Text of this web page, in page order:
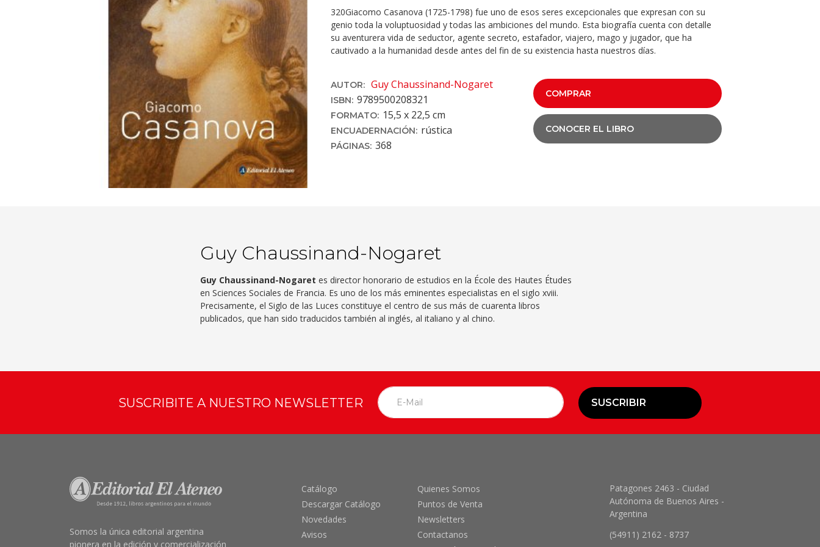
320Giacomo Casanova (1725-1798) fue uno de esos seres excepcionales que expresan con su
genio toda la voluptuosidad y todas las ambiciones del mundo. Esta biografía cuenta con detalle
su aventurera vida de seductor, agente secreto, estafador, viajero, mago y jugador, que ha
cautivado a la humanidad desde antes del fin de su existencia hasta nuestros días.
AUTOR: Guy Chaussinand-Nogaret
ISBN: 978950020832­1
FORMATO: 15,5 x 22,5 cm
ENCUADERNACIÓN: rústica
PÁGINAS: 368
COMPRAR
CONOCER EL LIBRO
Guy Chaussinand-Nogaret
Guy Chaussinand-Nogaret es director honorario de estudios en la École des Hautes Études
en Sciences Sociales de Francia. Es uno de los más eminentes especialistas en el siglo xviii.
Precisamente, el Siglo de las Luces constituye el centro de sus más de cuarenta libros
publicados, que han sido traducidos también al inglés, al italiano y al chino.
SUSCRIBITE A NUESTRO NEWSLETTER SUSCRIBIR
Somos la única editorial argentina
pionera en la edición y comercialización
Catálogo
Descargar Catálogo
Novedades
Avisos
Quienes Somos
Puntos de Venta
Newsletters
Contactanos
Patagones 2463 - Ciudad
Autónoma de Buenos Aires -
Argentina
(54911) 2162 - 8737